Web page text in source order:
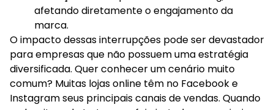
afetando diretamente o engajamento da
marca.
O impacto dessas interrupções pode ser devastador
para empresas que não possuem uma estratégia
diversificada. Quer conhecer um cenário muito
comum? Muitas lojas online têm no Facebook e
Instagram seus principais canais de vendas. Quando